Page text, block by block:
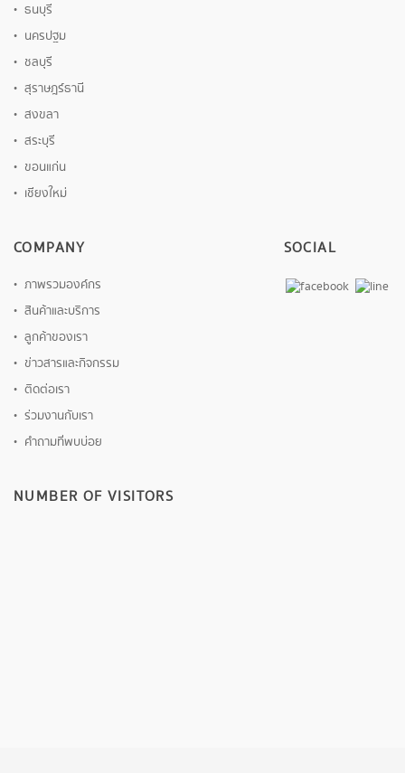
ธนบุรี
นครปฐม
ชลบุรี
สุราษฎร์ธานี
สงขลา
สระบุรี
ขอนแก่น
เชียงใหม่
COMPANY
ภาพรวมองค์กร
สินค้าและบริการ
ลูกค้าของเรา
ข่าวสารและกิจกรรม
ติดต่อเรา
ร่วมงานกับเรา
คำถามที่พบบ่อย
SOCIAL
NUMBER OF VISITORS